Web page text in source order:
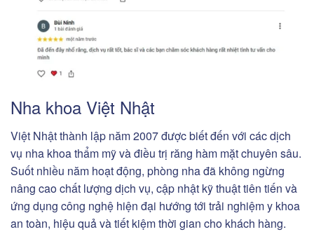
Nha khoa Việt Nhật
Việt Nhật thành lập năm 2007 được biết đến với các dịch
vụ nha khoa thẩm mỹ và điều trị răng hàm mặt chuyên sâu.
Suốt nhiều năm hoạt động, phòng nha đã không ngừng
nâng cao chất lượng dịch vụ, cập nhật kỹ thuật tiên tiến và
ứng dụng công nghệ hiện đại hướng tới trải nghiệm y khoa
an toàn, hiệu quả và tiết kiệm thời gian cho khách hàng.